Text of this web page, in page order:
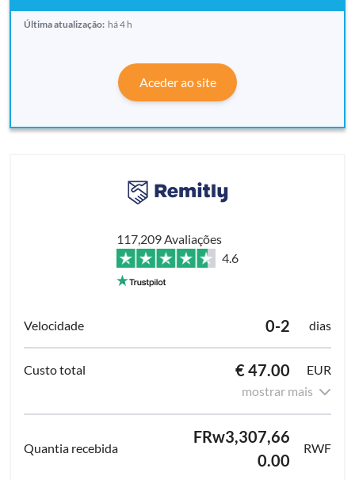
Última atualização: há 4 h
Aceder ao site
117,209 Avaliações
4.6
0-2 dias
€ 47.00
EUR
mostrar mais
FRw3,307,66
0.00
RWF